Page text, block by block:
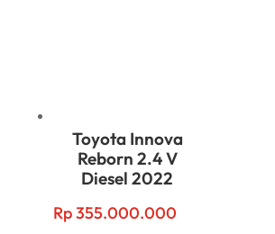
Toyota Innova
Reborn 2.4 V
Diesel 2022
Rp355.000.000